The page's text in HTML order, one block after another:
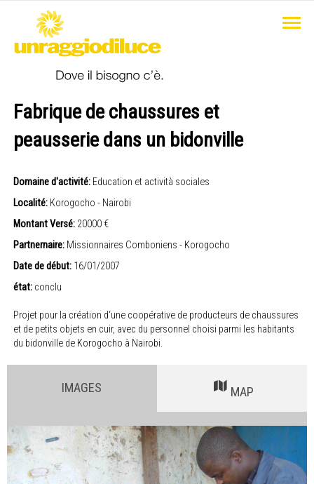
Fabrique de chaussures et
peausserie dans un bidonville
Domaine d'activité: Education et actività sociales
Localité: Korogocho - Nairobi
Montant Versé: 20000 €
Partnernaire: Missionnaires Comboniens - Korogocho
Date de début: 16/01/2007
état: conclu
Projet pour la création d‘une coopérative de producteurs de chaussures
et de petits objets en cuir, avec du personnel choisi parmi les habitants
du bidonville de Korogocho à Nairobi.
IMAGES MAP